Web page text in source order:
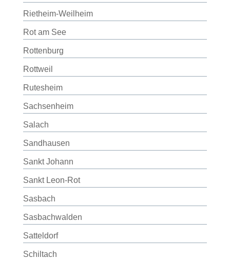
Rietheim-Weilheim
Rot am See
Rottenburg
Rottweil
Rutesheim
Sachsenheim
Salach
Sandhausen
Sankt Johann
Sankt Leon-Rot
Sasbach
Sasbachwalden
Satteldorf
Schiltach